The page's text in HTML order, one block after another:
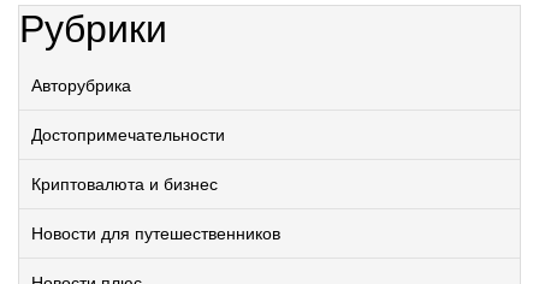
Рубрики
Авторубрика
Достопримечательности
Криптовалюта и бизнес
Новости для путешественников